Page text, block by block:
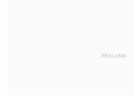
REKLAMA